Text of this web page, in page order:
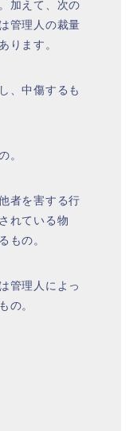
加えて、次の
管理人の裁量
ります。
、中傷するも
。
者を害する行
れている物
もの。
管理人によっ
の。